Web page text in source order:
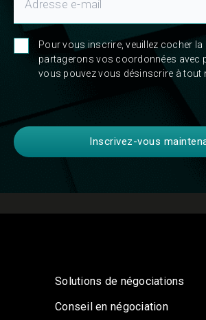
Pour vous inscrire, veuillez cocher la
partagerons vos coordonnées avec
vous pouvez vous désinscrire à tout
Solutions de négociations
Conseil en négociation